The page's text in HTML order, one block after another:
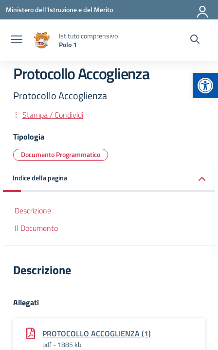
Vai ai contenuti
Vai al menu di navigazione
Vai al footer
Ministero dell'Istruzione e del Merito
Istituto comprensivo
Polo 1
Protocollo Accoglienza
Protocollo Accoglienza
Stampa / Condividi
Tipologia
Documento Programmatico
Indice della pagina
Descrizione
Il Documento
Descrizione
Allegati
PROTOCOLLO ACCOGLIENZA (1)
pdf - 1885 kb